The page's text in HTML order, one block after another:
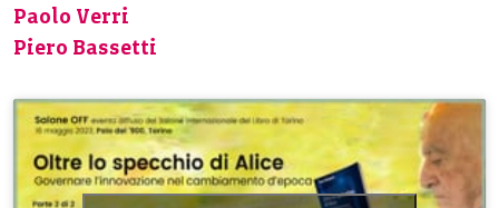
Paolo Verri
Piero Bassetti